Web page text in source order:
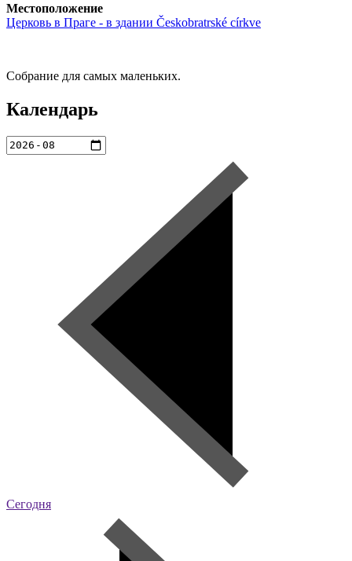
Местоположение
Церковь в Праге - в здании Českobratrské církve
Собрание для самых маленьких.
Календарь
Сегодня